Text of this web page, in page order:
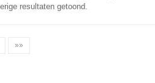
resultaten getoond.
»»